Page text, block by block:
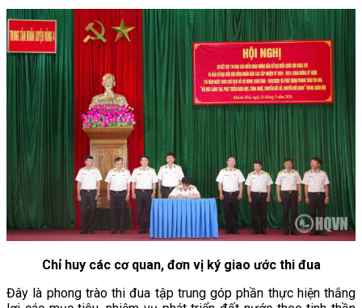
Chỉ huy các cơ quan, đơn vị ký giao ước thi đua
Đây là phong trào thi đua tập trung góp phần thực hiện thắng